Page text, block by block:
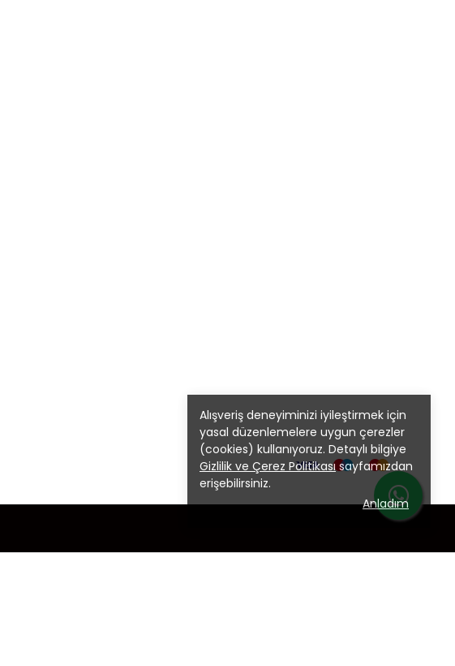
Alışveriş deneyiminizi iyileştirmek için
yasal düzenlemelere uygun çerezler
(cookies) kullanıyoruz. Detaylı bilgiye
Gizlilik ve Çerez Politikası sayfamızdan
erişebilirsiniz.
Anladım